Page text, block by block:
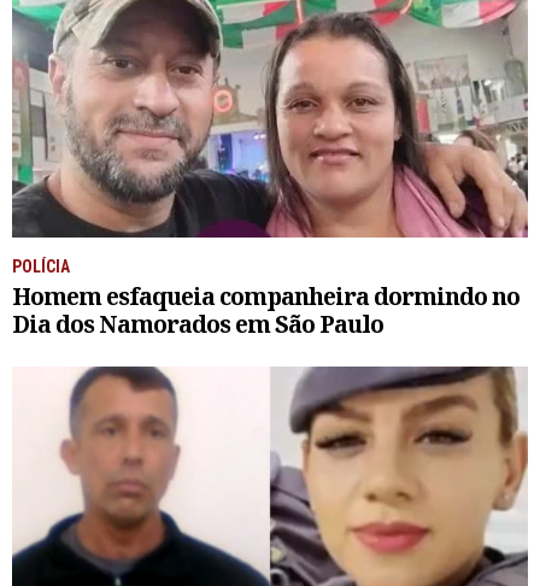
POLÍCIA
Homem esfaqueia companheira dormindo no
Dia dos Namorados em São Paulo